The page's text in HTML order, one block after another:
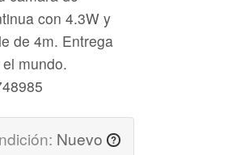
con 4.3W y
de 4m. Entrega
mundo.
Nuevo ?